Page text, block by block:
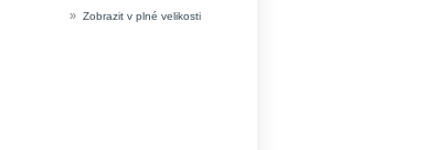
» Zobrazit v plné velikosti